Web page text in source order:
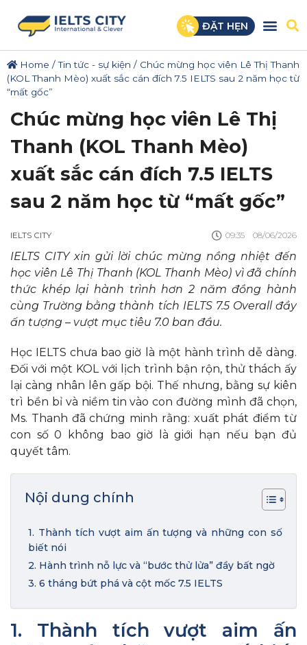
ĐẶT HẸN
Home /Tin tức - sự kiện / Chúc mừng học viên Lê Thị Thanh
(KOL Thanh Mèo) xuất sắc cán đích 7.5 IELTS sau 2 năm học từ
“mất gốc”
Chúc mừng học viên Lê Thị
Thanh (KOL Thanh Mèo)
xuất sắc cán đích 7.5 IELTS
sau 2 năm học từ “mất gốc”
IELTS CITY 09:35 08/06/2026
IELTS CITY xin gửi lời chúc mừng nồng nhiệt đến
học viên Lê Thị Thanh (KOL Thanh Mèo) vì đã chính
thức khép lại hành trình hơn 2 năm đồng hành
cùng Trường bằng thành tích IELTS 7.5 Overall đầy
ấn tượng – vượt mục tiêu 7.0 ban đầu.
Học IELTS chưa bao giờ là một hành trình dễ dàng.
Đối với một KOL với lịch trình bận rộn, thử thách ấy
lại càng nhân lên gấp bội. Thế nhưng, bằng sự kiên
trì bền bỉ và niềm tin vào con đường mình đã chọn,
Ms. Thanh đã chứng minh rằng: xuất phát điểm từ
con số 0 không bao giờ là giới hạn nếu bạn đủ
quyết tâm.
Nội dung chính
1. Thành tích vượt aim ấn tượng và những con số
biết nói
2. Hành trình nỗ lực và “bước thử lửa” đầy bất ngờ
3. 6 tháng bứt phá và cột mốc 7.5 IELTS
1. Thành tích vượt aim ấn